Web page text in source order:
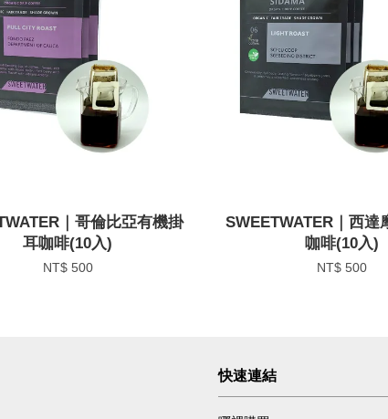
｜哥倫比亞有機掛
耳咖啡(10入)
NT$ 500
SWEETWATER｜西達
咖啡(10入)
NT$ 500
快速連結